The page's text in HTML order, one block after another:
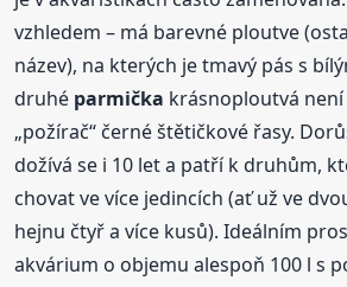
vzhledem – má barevné ploutve
název), na kterých je tmavý pás s
druhé parmička krásnoploutvá
„požírač“ černé štětičkové řasy.
dožívá se i 10 let a patří k druhům,
chovat ve více jedincích (ať už ve
hejnu čtyř a více kusů). Ideálním
akvárium o objemu alespoň 100 l s